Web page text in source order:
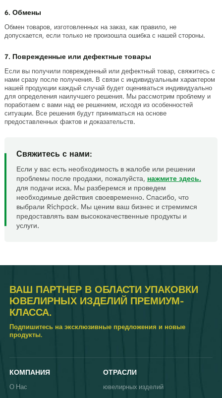
6. Обмены
Обмен товаров, изготовленных на заказ, как правило, не
допускается, если только не произошла ошибка с нашей стороны.
7. Поврежденные или дефектные товары
Если вы получили поврежденный или дефектный товар, свяжитесь с
нами сразу после получения. В связи с индивидуальным характером
нашей продукции каждый случай будет оцениваться индивидуально
для определения наилучшего решения. Мы рассмотрим проблему и
поработаем с вами над ее решением, исходя из особенностей
ситуации. Все решения будут приниматься на основе
предоставленных фактов и доказательств.
Свяжитесь с нами:
Если у вас есть необходимость в жалобе или решении
проблемы после продажи, пожалуйста, нажмите здесь.
для подачи иска. Мы разберемся и проведем
необходимые действия своевременно. Спасибо, что
выбрали Richpack. Мы ценим ваш бизнес и стремимся
предоставлять вам высококачественные продукты и
услуги.
ВАШ ПАРТНЕР В ОБЛАСТИ УПАКОВКИ
ЮВЕЛИРНЫХ ИЗДЕЛИЙ ПРЕМИУМ-
КЛАССА.
Подпишитесь на эксклюзивные предложения и новые
продукты.
КОМПАНИЯ
О Нас
ОТРАСЛИ
ювелирных изделий